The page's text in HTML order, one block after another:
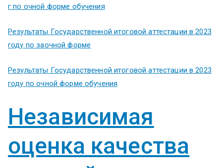
г по очной форме обучения
Результаты Государственной итоговой аттестации в 2023
году по заочной форме
Результаты Государственной итоговой аттестации в 2023
году по очной форме обучения
Независимая
оценка качества